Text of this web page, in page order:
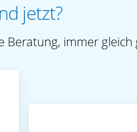
jetzt?
Beratung, immer gleich